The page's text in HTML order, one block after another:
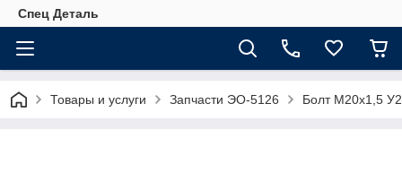
Спец Деталь
Товары и услуги Запчасти ЭО-5126 Болт М20х1,5